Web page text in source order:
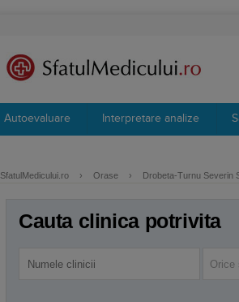
Autoevaluare Interpretare analize
SfatulMedicului.ro › Orase › Drobeta-Turnu Severin
Cauta clinica potrivita
Orice